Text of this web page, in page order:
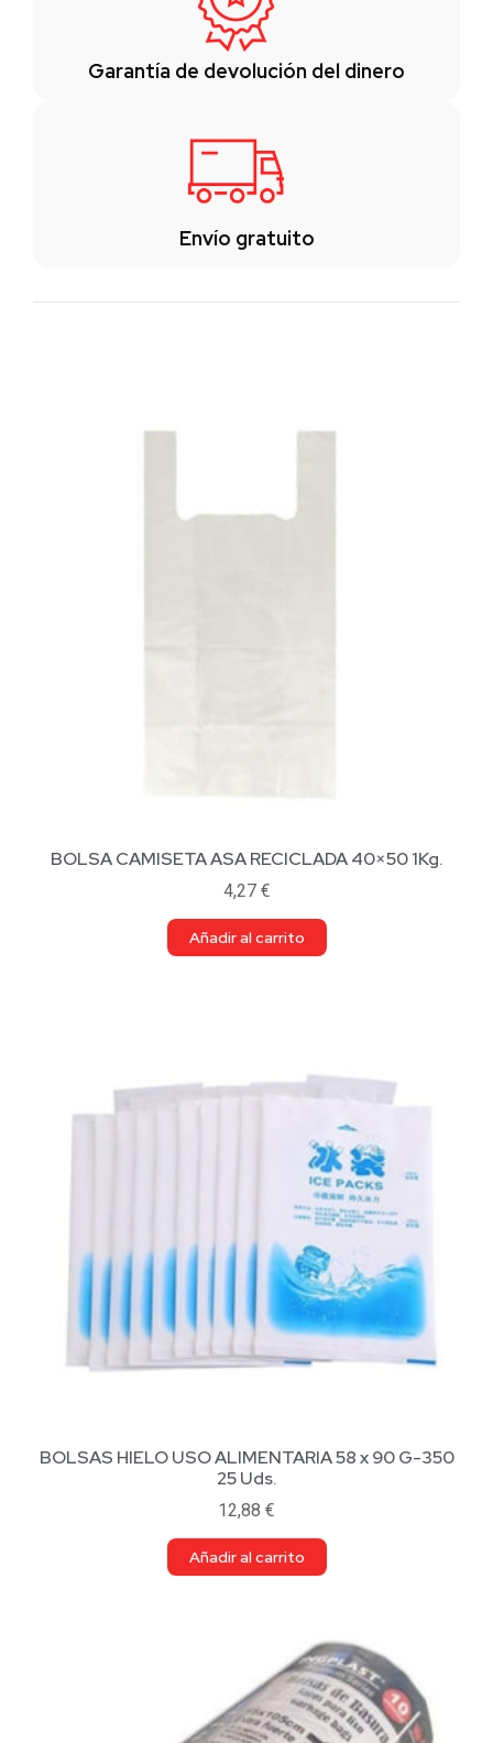
Garantía de devolución del dinero
Envío gratuito
BOLSA CAMISETA ASA RECICLADA 40×50 1Kg.
4,27 €
Añadir al carrito
BOLSAS HIELO USO ALIMENTARIA 58 x 90 G-350
25 Uds.
12,88 €
Añadir al carrito